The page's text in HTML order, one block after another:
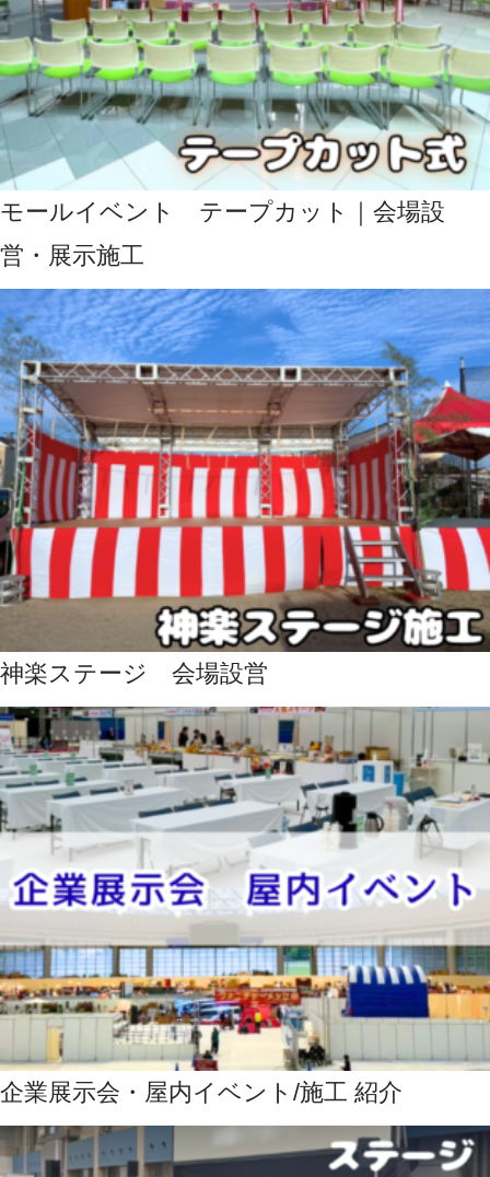
モールイベント テープカット｜会場設
営・展示施工
神楽ステージ 会場設営
企業展示会・屋内イベント/施工 紹介